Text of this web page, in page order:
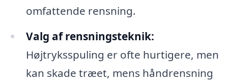
omfattende rensning.
Valg af rensningsteknik:
Højtryksspuling er ofte hurtigere, men
kan skade træet, mens håndrensning